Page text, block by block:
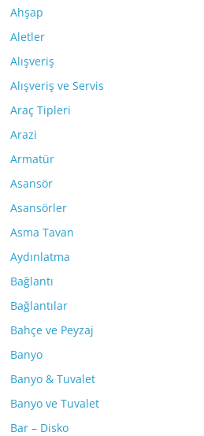
Ahşap
Aletler
Alışveriş
Alışveriş ve Servis
Araç Tipleri
Arazi
Armatür
Asansör
Asansörler
Asma Tavan
Aydınlatma
Bağlantı
Bağlantılar
Bahçe ve Peyzaj
Banyo
Banyo & Tuvalet
Banyo ve Tuvalet
Bar – Disko